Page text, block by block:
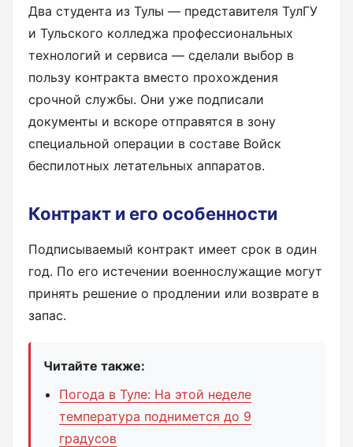
Два студента из Тулы — представителя ТулГУ
и Тульского колледжа профессиональных
технологий и сервиса — сделали выбор в
пользу контракта вместо прохождения
срочной службы. Они уже подписали
документы и вскоре отправятся в зону
специальной операции в составе Войск
беспилотных летательных аппаратов.
Контракт и его особенности
Подписываемый контракт имеет срок в один
год. По его истечении военнослужащие могут
принять решение о продлении или возврате в
запас.
Читайте также:
Погода в Туле: На этой неделе
температура поднимется до 9
градусов